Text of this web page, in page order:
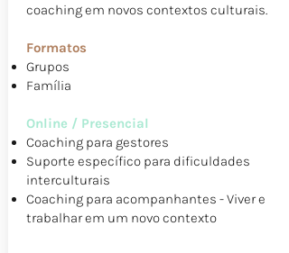
coaching em novos contextos culturais.
Formatos
Grupos
Família
Online / Presencial
Coaching para gestores
Suporte específico para dificuldades
interculturais
Coaching para acompanhantes - Viver e
trabalhar em um novo contexto